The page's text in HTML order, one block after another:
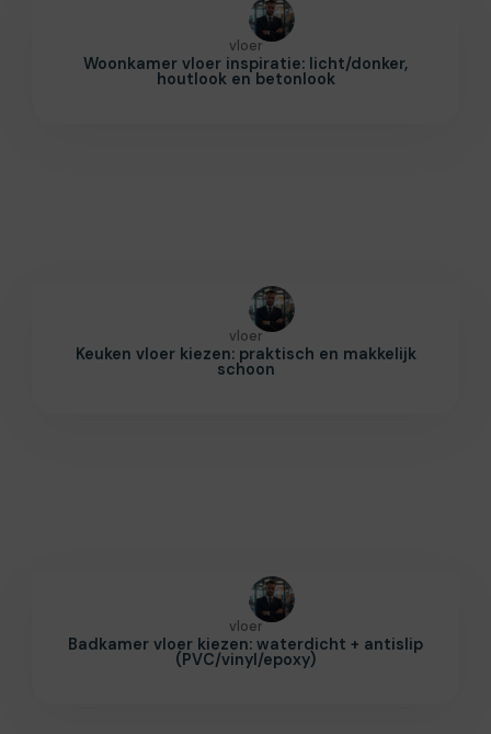
vloer
Woonkamer vloer inspiratie: licht/donker,
houtlook en betonlook
vloer
Keuken vloer kiezen: praktisch en makkelijk
schoon
vloer
Badkamer vloer kiezen: waterdicht + antislip
(PVC/vinyl/epoxy)